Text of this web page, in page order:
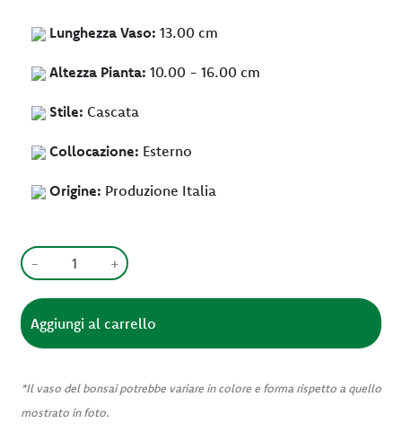
Lunghezza Vaso: 13.00 cm
Altezza Pianta: 10.00 - 16.00 cm
Stile: Cascata
Collocazione: Esterno
Origine: Produzione Italia
- +
*Il vaso del bonsai potrebbe variare in colore e forma rispetto a quello
mostrato in foto.